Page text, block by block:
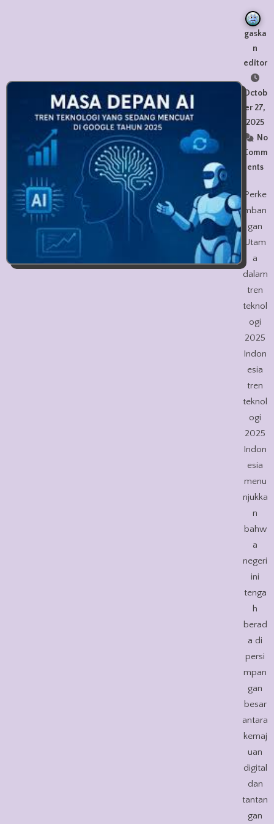
gaska
n
editor
Octob
er 27,
2025
No
Comm
ents
Perke
mban
gan
Utam
a
dalam
tren
teknol
ogi
2025
Indon
esia
tren
teknol
ogi
2025
Indon
esia
menu
njukka
n
bahw
a
negeri
ini
tenga
h
berad
a di
persi
mpan
gan
besar
antara
kemaj
uan
digital
dan
tantan
gan